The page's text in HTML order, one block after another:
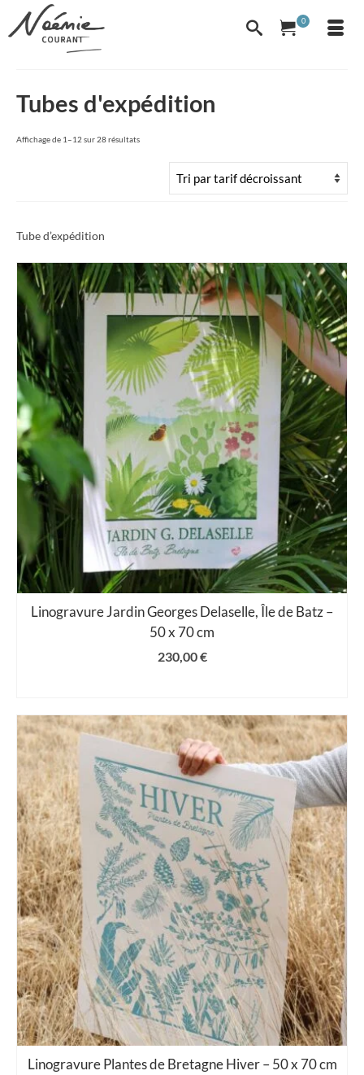
0
Tubes d'expédition
Affichage de 1–12 sur 28 résultatsTrié
décroissant
Tube d’expédition
Linogravure Jardin Georges Delaselle, Île de Batz –
50 x 70 cm
230,00€
Linogravure Plantes de Bretagne Hiver – 50 x 70 cm